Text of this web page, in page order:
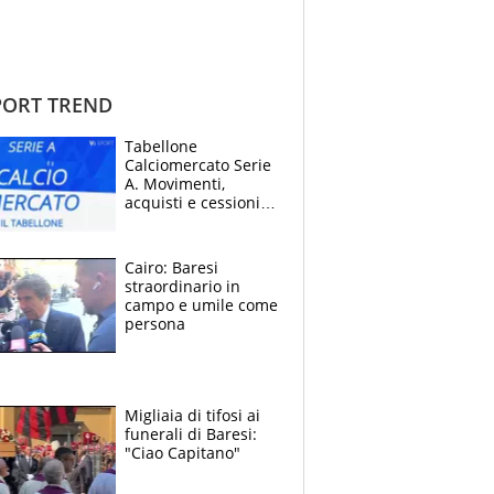
TREND
Tabellone
Calciomercato Serie
A. Movimenti,
acquisti e cessioni:
Cairo: Baresi
straordinario in
campo e umile come
persona
Migliaia di tifosi ai
funerali di Baresi:
"Ciao Capitano"